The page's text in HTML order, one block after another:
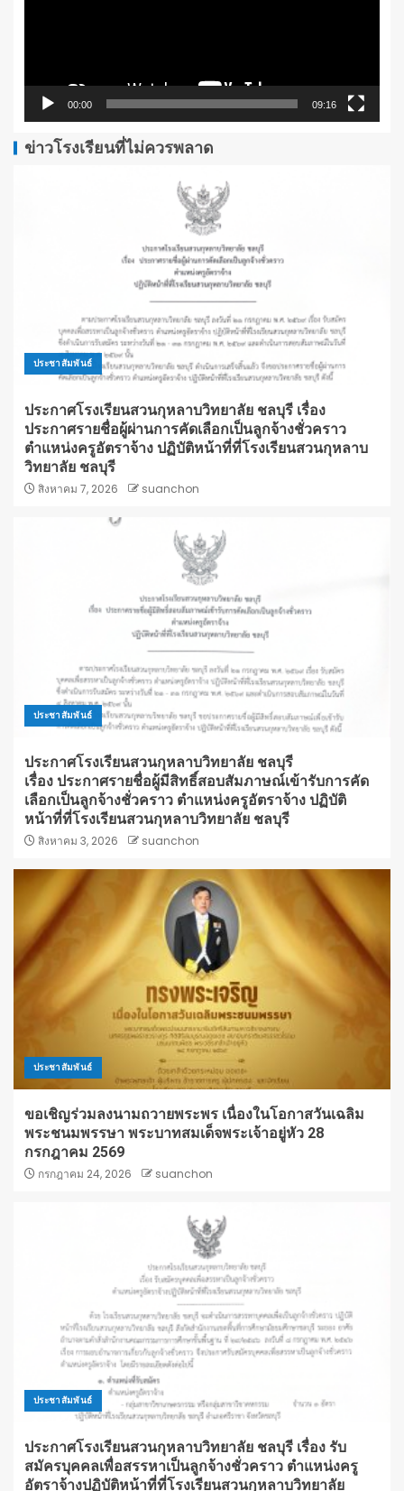
00:00 09:16
ข่าวโรงเรียนที่ไม่ควรพลาด
ประชาสัมพันธ์
ประกาศโรงเรียนสวนกุหลาบวิทยาลัย ชลบุรี เรื่อง
ประกาศรายชื่อผู้ผ่านการคัดเลือกเป็นลูกจ้างชั่วคราว
ตำแหน่งครูอัตราจ้าง ปฏิบัติหน้าที่ที่โรงเรียนสวนกุหลาบ
วิทยาลัย ชลบุรี
สิงหาคม 7, 2026 suanchon
ประชาสัมพันธ์
ประกาศโรงเรียนสวนกุหลาบวิทยาลัย ชลบุรี
เรื่อง ประกาศรายชื่อผู้มีสิทธิ์สอบสัมภาษณ์เข้ารับการคัด
เลือกเป็นลูกจ้างชั่วคราว ตำแหน่งครูอัตราจ้าง ปฏิบัติ
หน้าที่ที่โรงเรียนสวนกุหลาบวิทยาลัย ชลบุรี
สิงหาคม 3, 2026 suanchon
ประชาสัมพันธ์
ขอเชิญร่วมลงนามถวายพระพร เนื่องในโอกาสวันเฉลิม
พระชนมพรรษา พระบาทสมเด็จพระเจ้าอยู่หัว 28
กรกฎาคม 2569
กรกฎาคม 24, 2026 suanchon
ประชาสัมพันธ์
ประกาศโรงเรียนสวนกุหลาบวิทยาลัย ชลบุรี เรื่อง รับ
สมัครบุคคลเพื่อสรรหาเป็นลูกจ้างชั่วคราว ตำแหน่งครู
อัตราจ้างปฏิบัติหน้าที่ที่โรงเรียนสวนกุหลาบวิทยาลัย